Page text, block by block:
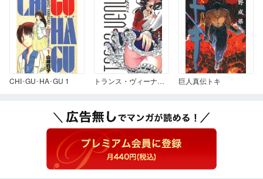
CHI･GU･HA･GU 1 トランス・ヴィーナス 2 巨人真伝トキ